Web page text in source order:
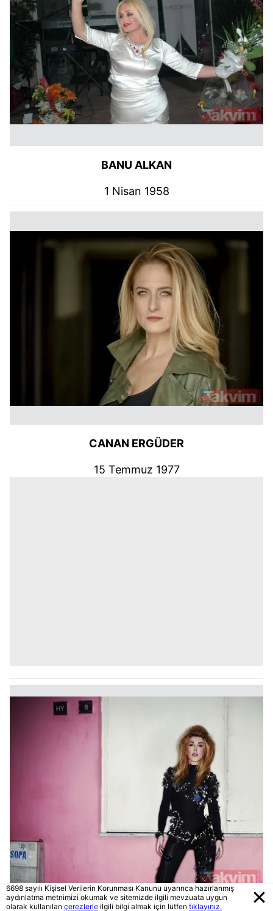
BANU ALKAN
1 Nisan 1958
CANAN ERGÜDER
15 Temmuz 1977
6698 sayılı Kişisel Verilerin Korunması Kanunu uyarınca hazırlanmış
aydınlatma metnimizi okumak ve sitemizde ilgili mevzuata uygun
olarak kullanılan çerezlerle ilgili bilgi almak için lütfen tıklayınız.